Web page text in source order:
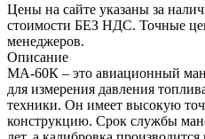
Цены на сайте указаны за
стоимости БЕЗ НДС. Точные
менеджеров.
Описание
МА-60К – это авиационный
для измерения давления
техники. Он имеет высокую
конструкцию. Срок службы